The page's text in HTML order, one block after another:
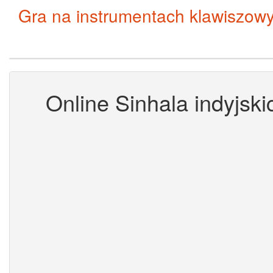
Gra na instrumentach
Online Sinhala